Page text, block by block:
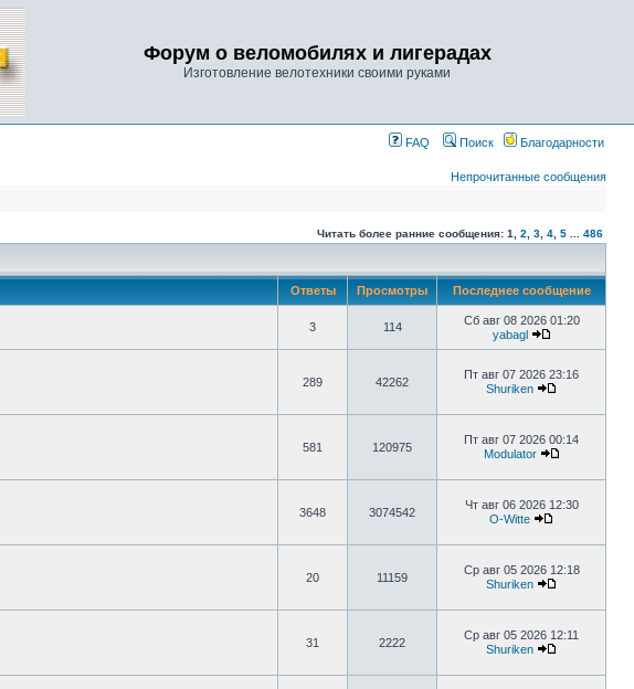
Форум о веломобилях и лигерадах
Изготовление велотехники своими руками
FAQ Поиск Благодарности
Непрочитанные сообщения
Читать более ранние сообщения: 1 2 3 4 5 486
Ответы Просмотры Последнее сообщение
3 114
Сб авг 08 2026 01:20
yabagl
289 42262
Пт авг 07 2026 23:16
Shuriken
581 120975
Пт авг 07 2026 00:14
Modulator
3648 3074542
Чт авг 06 2026 12:30
O-Witte
20 11159
Ср авг 05 2026 12:18
Shuriken
31 2222
Ср авг 05 2026 12:11
Shuriken